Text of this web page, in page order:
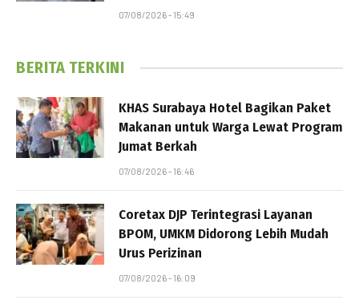
07/08/2026 - 15:49
BERITA TERKINI
KHAS Surabaya Hotel Bagikan Paket
Makanan untuk Warga Lewat Program
Jumat Berkah
07/08/2026 - 16:46
Coretax DJP Terintegrasi Layanan
BPOM, UMKM Didorong Lebih Mudah
Urus Perizinan
07/08/2026 - 16:09